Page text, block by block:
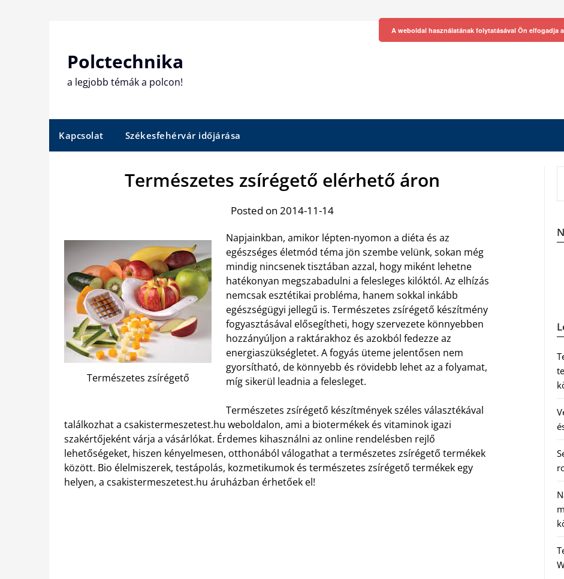
Polctechnika
a legjobb témák a polcon!
Kapcsolat Székesfehérvár időjárása
Természetes zsírégető elérhető áron
Posted on 2014-11-14
Természetes zsírégető
Napjainkban, amikor lépten-nyomon a diéta és az
egészséges életmód téma jön szembe velünk, sokan még
mindig nincsenek tisztában azzal, hogy miként lehetne
hatékonyan megszabadulni a felesleges kilóktól. Az elhízás
nemcsak esztétikai probléma, hanem sokkal inkább
egészségügyi jellegű is. Természetes zsírégető készítmény
fogyasztásával elősegítheti, hogy szervezete könnyebben
hozzányúljon a raktárakhoz és azokból fedezze az
energiaszükségletet. A fogyás üteme jelentősen nem
gyorsítható, de könnyebb és rövidebb lehet az a folyamat,
míg sikerül leadnia a felesleget.
Természetes zsírégető készítmények széles választékával
találkozhat a csakistermeszetest.hu weboldalon, ami a biotermékek és vitaminok igazi
szakértőjeként várja a vásárlókat. Érdemes kihasználni az online rendelésben rejlő
lehetőségeket, hiszen kényelmesen, otthonából válogathat a természetes zsírégető termékek
között. Bio élelmiszerek, testápolás, kozmetikumok és természetes zsírégető termékek egy
helyen, a csakistermeszetest.hu áruházban érhetőek el!
A weboldal használatának folytatásával Ön elfogadja